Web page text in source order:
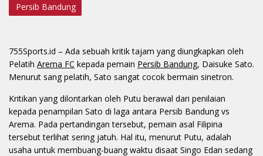
Persib Bandung
755Sports.id – Ada sebuah kritik tajam yang diungkapkan oleh
Pelatih Arema FC kepada pemain Persib Bandung, Daisuke Sato.
Menurut sang pelatih, Sato sangat cocok bermain sinetron.
Kritikan yang dilontarkan oleh Putu berawal dari penilaian
kepada penampilan Sato di laga antara Persib Bandung vs
Arema. Pada pertandingan tersebut, pemain asal Filipina
tersebut terlihat sering jatuh. Hal itu, menurut Putu, adalah
usaha untuk membuang-buang waktu disaat Singo Edan sedang